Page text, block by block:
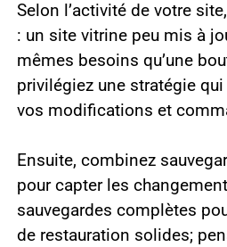
Selon l’activité de votre
: un site vitrine peu mis à
mêmes besoins qu’une
privilégiez une stratégie
vos modifications et
Ensuite, combinez
pour capter les
sauvegardes complètes
de restauration solides;